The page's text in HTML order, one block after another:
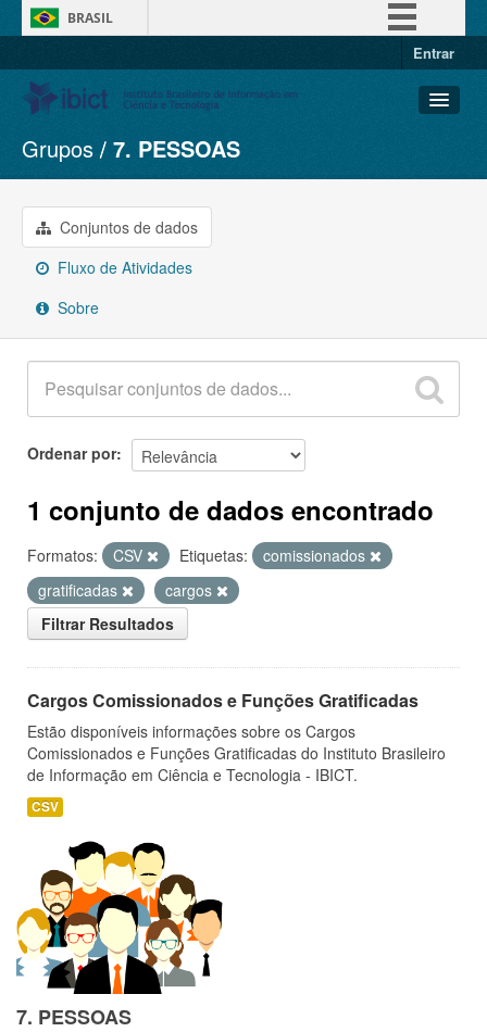
BRASIL
Entrar
Conjuntos de dados
Organizações
Grupos
Sobre
Grupos 7. PESSOAS
Conjuntos de dados
Fluxo de Atividades
Sobre
Ordenar por
1 conjunto de dados encontrado
Formatos: CSV Etiquetas:
comissionados
gratificadas
cargos
Filtrar Resultados
Cargos Comissionados e Funções Gratificadas
Estão disponíveis informações sobre os Cargos
Comissionados e Funções Gratificadas do Instituto Brasileiro
de Informação em Ciência e Tecnologia - IBICT.
CSV
7. PESSOAS